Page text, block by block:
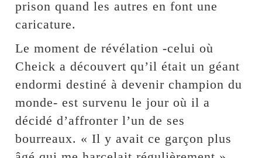
prison quand les autres en font une
caricature.
Le moment de révélation -celui où
Cheick a découvert qu’il était un géant
endormi destiné à devenir champion du
monde- est survenu le jour où il a
décidé d’affronter l’un de ses
bourreaux. « Il y avait ce garçon plus